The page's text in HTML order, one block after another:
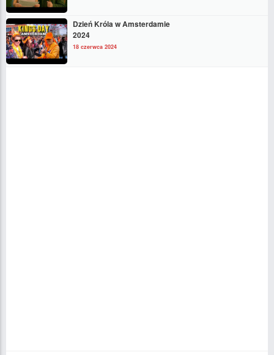
Dzień Króla w Amsterdamie
2024
18 czerwca 2024